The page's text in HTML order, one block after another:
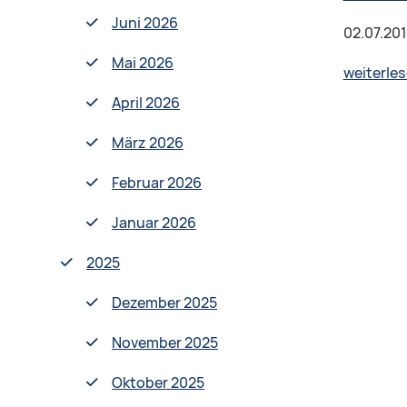
Juni 2026
Mai 2026
April 2026
März 2026
Februar 2026
Januar 2026
2025
Dezember 2025
November 2025
Oktober 2025